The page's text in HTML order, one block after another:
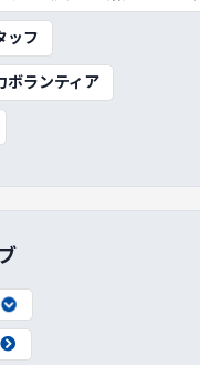
ッフ
ボランティア